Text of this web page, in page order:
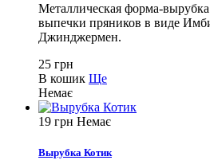
Металлическая форма-
выпечки пряников в виде
Джинджермен.
25 грн
В кошик Ще
Немає
19 грн Немає
Вырубка Котик